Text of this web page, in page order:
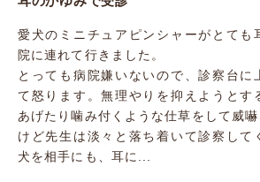
愛犬のミニチュアピンシャーがとても
院に連れて行きました。
とっても病院嫌いないので、診察台に
て怒ります。無理やりを抑えようとす
あげたり噛み付くような仕草をして威嚇
けど先生は淡々と落ち着いて診察して
犬を相手にも、耳に...